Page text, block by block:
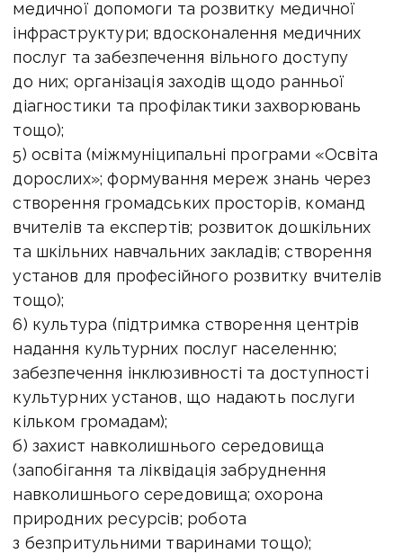
медичної допомоги та розвитку медичної
інфраструктури; вдосконалення медичних
послуг та забезпечення вільного доступу
до них; організація заходів щодо ранньої
діагностики та профілактики захворювань
тощо);
5) освіта (міжмуніципальні програми «Освіта
дорослих»; формування мереж знань через
створення громадських просторів, команд
вчителів та експертів; розвиток дошкільних
та шкільних навчальних закладів; створення
установ для професійного розвитку вчителів
тощо);
6) культура (підтримка створення центрів
надання культурних послуг населенню;
забезпечення інклюзивності та доступності
культурних установ, що надають послуги
кільком громадам);
б) захист навколишнього середовища
(запобігання та ліквідація забруднення
навколишнього середовища; охорона
природних ресурсів; робота
з безпритульними тваринами тощо);